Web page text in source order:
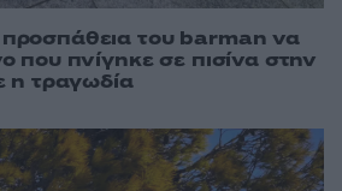
του barman να
που πνίγηκε σε πισίνα στην
η τραγωδία